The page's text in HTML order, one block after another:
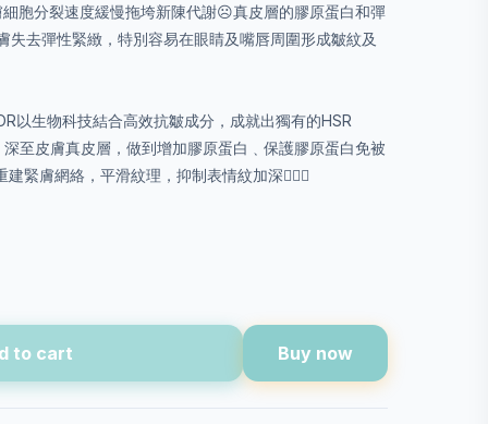
胞分裂速度緩慢拖垮新陳代謝☹️真皮層的膠原蛋白和彈
失去彈性緊緻，特別容易在眼睛及嘴唇周圍形成皺紋及
以生物科技結合高效抗皺成分，成就出獨有的HSR
至皮膚真皮層，做到增加膠原蛋白﹑保護膠原蛋白免被
緊膚網絡，平滑紋理，抑制表情紋加深🧏🏻‍♀️
to cart Buy now